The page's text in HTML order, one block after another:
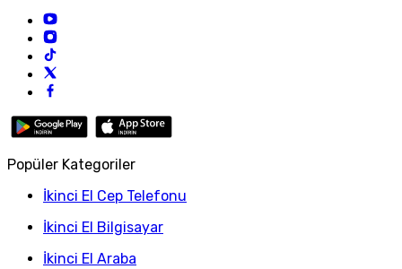
Popüler Kategoriler
İkinci El Cep Telefonu
İkinci El Bilgisayar
İkinci El Araba